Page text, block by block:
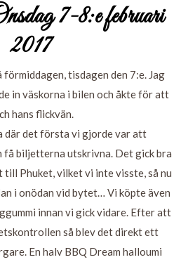
7-8:e februari
2017
tisdagen den 7:e. Jag
in väskorna i bilen och åkte för att
hans flickvän.
där det första vi gjorde var att
få biljetterna utskrivna. Det gick bra
Phuket, vilket vi inte visste, så nu
i onödan vid bytet… Vi köpte även
innan vi gick vidare. Efter att
så blev det direkt ett
En halv BBQ Dream halloumi